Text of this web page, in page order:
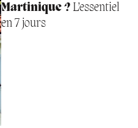
Martinique ?L’essentiel
en 7 jours